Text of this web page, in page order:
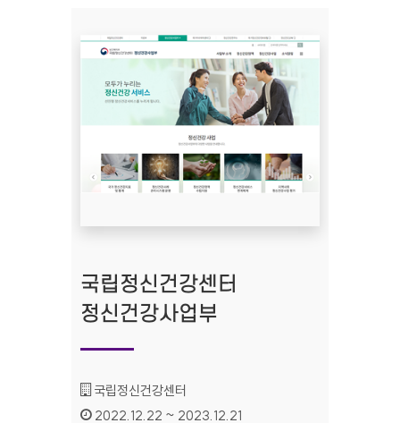
국립정신건강센터
정신건강사업부
기관명 :
국립정신건강센터
인증기간 :
2022.12.22 ~ 2023.12.21